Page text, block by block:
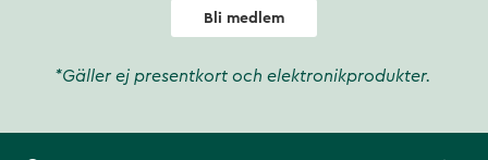
Bli medlem
*Gäller ej presentkort och elektronikprodukter.